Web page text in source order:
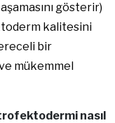
gösterir)
kalitesini
bir
mükemmel
nasıl